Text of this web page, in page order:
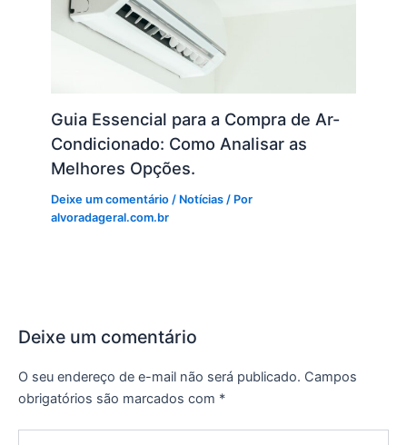
Guia Essencial para a Compra de Ar-
Condicionado: Como Analisar as
Melhores Opções.
Deixe um comentário / Notícias / Por
alvoradageral.com.br
Deixe um comentário
O seu endereço de e-mail não será publicado. Campos
obrigatórios são marcados com *